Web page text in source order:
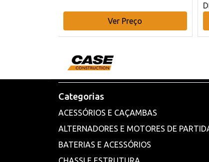
Ver Preço
Categorias
ACESSÓRIOS E CAÇAMBAS
ALTERNADORES E MOTORES DE
BATERIAS E ACESSÓRIOS